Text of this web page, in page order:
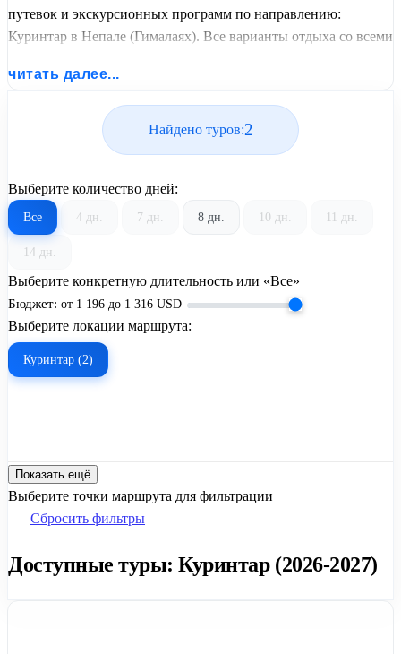
путевок и экскурсионных программ по направлению:
Куринтар в Непале (Гималаях). Все варианты отдыха со всеми
актуальным графиком заездов от United Travel Systems.
читать далее...
Найдено туров:2
Выберите количество дней:
Все 4 дн. 7 дн. 8 дн. 10 дн. 11 дн.
14 дн.
Выберите конкретную длительность или «Все»
Бюджет: от 1 196 до 1 316 USD
Выберите локации маршрута:
Куринтар (2)
Показать ещё
Выберите точки маршрута для фильтрации
Сбросить фильтры
Доступные туры: Куринтар (2026-2027)